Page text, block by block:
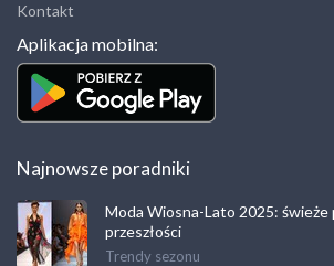
Kontakt
Aplikacja mobilna:
Najnowsze poradniki
Moda Wiosna-Lato 2025: świeże
przeszłości
Trendy sezonu